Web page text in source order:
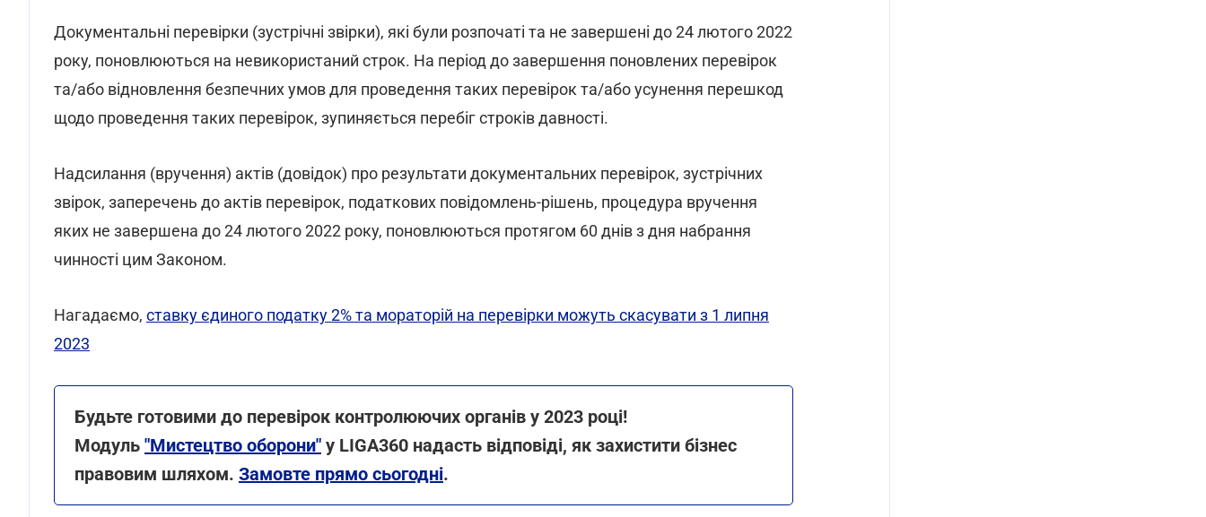
Документальні перевірки (зустрічні звірки), які були розпочаті та не завершені до 24 лютого 2022
року, поновлюються на невикористаний строк. На період до завершення поновлених перевірок
та/або відновлення безпечних умов для проведення таких перевірок та/або усунення перешкод
щодо проведення таких перевірок, зупиняється перебіг строків давності.
Надсилання (вручення) актів (довідок) про результати документальних перевірок, зустрічних
звірок, заперечень до актів перевірок, податкових повідомлень-рішень, процедура вручення
яких не завершена до 24 лютого 2022 року, поновлюються протягом 60 днів з дня набрання
чинності цим Законом.
Нагадаємо, ставку єдиного податку 2% та мораторій на перевірки можуть скасувати з 1 липня
2023
Будьте готовими до перевірок контролюючих органів у 2023 році!
Модуль "Мистецтво оборони" у LIGA360 надасть відповіді, як захистити бізнес
правовим шляхом. Замовте прямо сьогодні.